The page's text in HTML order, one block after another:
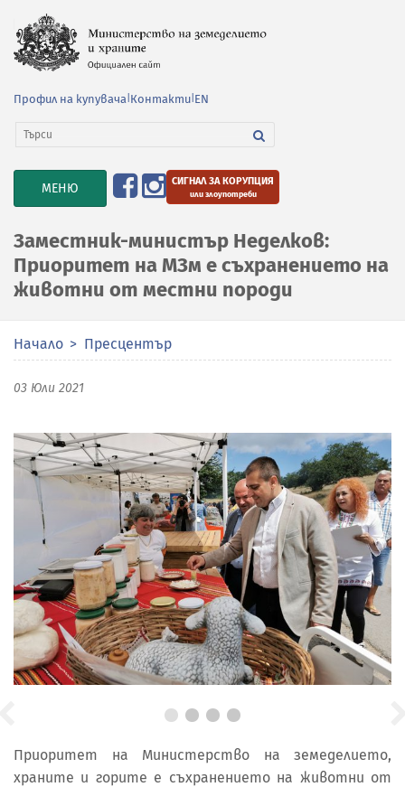
Профил на купувача Контакти EN
TOGGLE
NAVIGATION
МЕНЮ СИГНАЛ ЗА КОРУПЦИЯ
или злоупотреби
Заместник-министър Неделков:
Приоритет на МЗм е съхранението на
животни от местни породи
Начало Пресцентър
03 Юли 2021
Приоритет на Министерство на земеделието,
храните и горите е съхранението на животни от